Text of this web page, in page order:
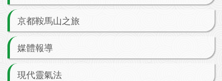
京都鞍馬山之旅
媒體報導
現代靈氣法